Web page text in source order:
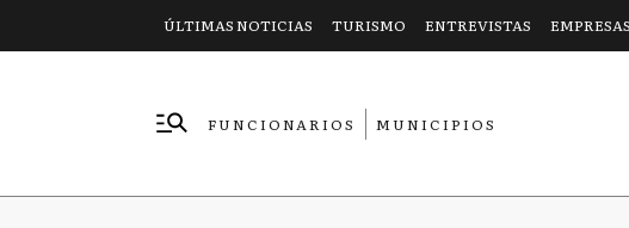
ÚLTIMAS NOTICIAS TURISMO ENTREVISTAS
FUNCIONARIOS
MUNICIPIOS